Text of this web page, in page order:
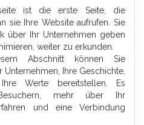
ist die erste Seite, die
sie Ihre Website aufrufen. Sie
über Ihr Unternehmen geben
weiter zu erkunden.
Abschnitt können Sie
Unternehmen, Ihre Geschichte,
Werte bereitstellen. Es
mehr über Ihr
und eine Verbindung